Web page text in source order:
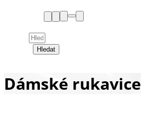
Hledat
Dámské rukavice